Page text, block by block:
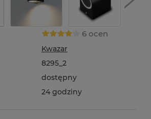
6 ocen
Kwazar
8295_2
dostępny
24 godziny